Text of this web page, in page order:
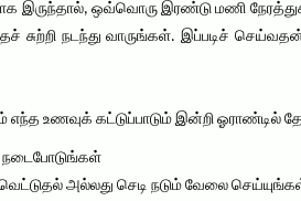
இருந்தால், ஒவ்வொரு இரண்டு மணி
சுற்றி நடந்து வாருங்கள். இப்படிச்
எந்த உணவுக் கட்டுப்பாடும் இன்றி
நடைபோடுங்கள்
வெட்டுதல் அல்லது செடி நடும் வேலை